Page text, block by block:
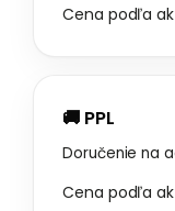
Cena podľa
🚚 PPL
Doručenie na
Cena podľa